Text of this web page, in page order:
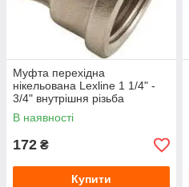
Муфта перехідна
нікельована Lexline 1 1/4" -
3/4" внутрішня різьба
В наявності
172 ₴
Купити